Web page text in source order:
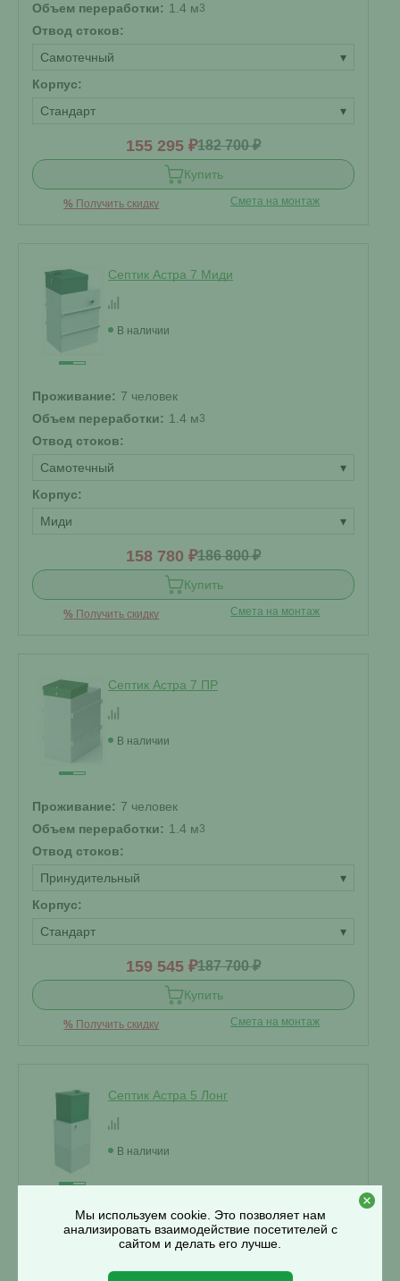
Объем переработки: 1.4 м3
Отвод стоков:
Самотечный
▾
Корпус:
Стандарт
▾
155 295 ₽182 700 ₽
Купить
% Получить скидку Смета на монтаж
Септик Астра 7 Миди
В наличии
Проживание: 7 человек
Объем переработки: 1.4 м3
Отвод стоков:
Самотечный
▾
Корпус:
Миди
▾
158 780 ₽186 800 ₽
Купить
% Получить скидку Смета на монтаж
Септик Астра 7 ПР
В наличии
Проживание: 7 человек
Объем переработки: 1.4 м3
Отвод стоков:
Принудительный
▾
Корпус:
Стандарт
▾
159 545 ₽187 700 ₽
Купить
% Получить скидку Смета на монтаж
Септик Астра 5 Лонг
В наличии
Проживание: 5 человек
Объем переработки:
1 м
Мы используем cookie. Это позволяет нам
анализировать взаимодействие посетителей с
сайтом и делать его лучше.